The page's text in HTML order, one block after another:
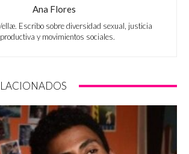
Ana Flores
Escribo sobre diversidad sexual, justicia
y movimientos sociales.